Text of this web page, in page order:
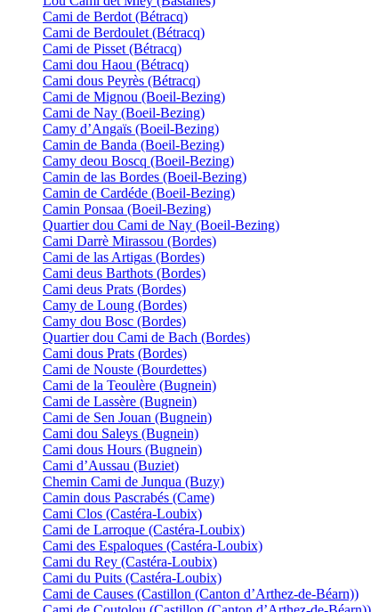
Cami de Berdot (Bétracq)
Cami de Berdoulet (Bétracq)
Cami de Pisset (Bétracq)
Cami dou Haou (Bétracq)
Cami dous Peyrès (Bétracq)
Cami de Mignou (Boeil-Bezing)
Cami de Nay (Boeil-Bezing)
Camy d’Angaïs (Boeil-Bezing)
Camin de Banda (Boeil-Bezing)
Camy deou Boscq (Boeil-Bezing)
Camin de las Bordes (Boeil-Bezing)
Camin de Cardéde (Boeil-Bezing)
Camin Ponsaa (Boeil-Bezing)
Quartier dou Cami de Nay (Boeil-Bezing)
Cami Darrè Mirassou (Bordes)
Cami de las Artigas (Bordes)
Cami deus Barthots (Bordes)
Cami deus Prats (Bordes)
Camy de Loung (Bordes)
Camy dou Bosc (Bordes)
Quartier dou Cami de Bach (Bordes)
Cami dous Prats (Bordes)
Cami de Nouste (Bourdettes)
Cami de la Teoulère (Bugnein)
Cami de Lassère (Bugnein)
Cami de Sen Jouan (Bugnein)
Cami dou Saleys (Bugnein)
Cami dous Hours (Bugnein)
Cami d’Aussau (Buziet)
Chemin Cami de Junqua (Buzy)
Camin dous Pascrabés (Came)
Cami Clos (Castéra-Loubix)
Cami de Larroque (Castéra-Loubix)
Cami des Espaloques (Castéra-Loubix)
Cami du Rey (Castéra-Loubix)
Cami du Puits (Castéra-Loubix)
Cami de Causes (Castillon (Canton d’Arthez-de-Béarn))